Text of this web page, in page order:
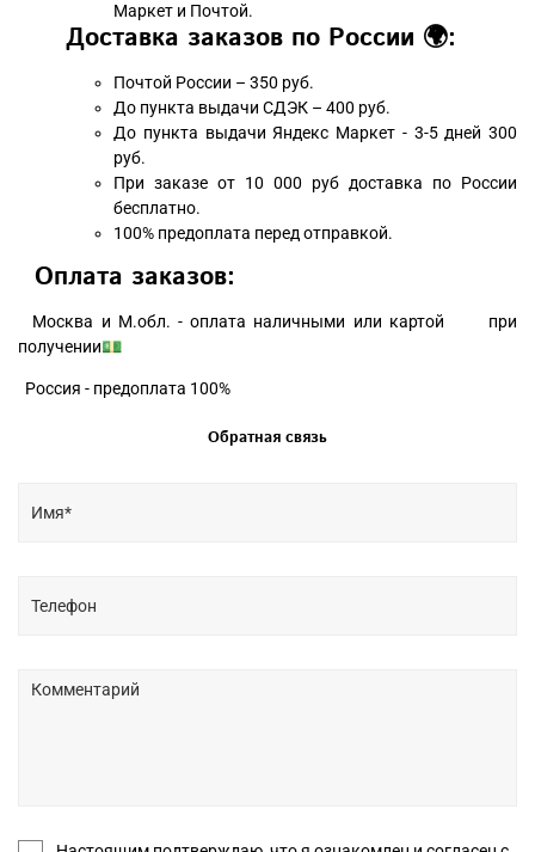
Маркет и Почтой.
Доставка заказов по России 🌍:
Почтой России – 350 руб.
До пункта выдачи СДЭК – 400 руб.
До пункта выдачи Яндекс Маркет - 3-5 дней 300
руб.
При заказе от 10 000 руб доставка по России
бесплатно.
100% предоплата перед отправкой.
Оплата заказов:
Москва и М.обл. - оплата наличными или картой при
получении💵
Россия - предоплата 100%
Обратная связь